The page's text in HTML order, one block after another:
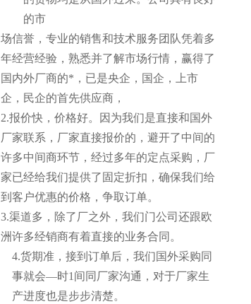
的市
场信誉，专业的销售和技术服务团队凭着多
年经营经验，熟悉并了解市场行情， 赢得了
国内外厂商的* ， 已是央企，国企，上市
企，民企的首先供应商，
2.报价快，价格好。因为我们是直接和国外
厂家联系，厂家直接报价的，避开了中间的
许多中间商环节，经过多年的定点采购，厂
家已经给我们提供了固定折扣，确保我们给
到客户优惠的价格，争取订单。
3.渠道多，除了厂之外，我们门公司还跟欧
洲许多经销商有着直接的业务合同 。
4.货期准，接到订单后，我们国外采购同
事就会—时1 间同厂家沟通，对于厂家生
产进度也是步步清楚。